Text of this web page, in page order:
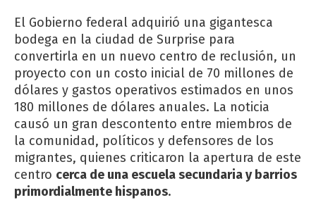
El Gobierno federal adquirió una gigantesca
bodega en la ciudad de Surprise para
convertirla en un nuevo centro de reclusión, un
proyecto con un costo inicial de 70 millones de
dólares y gastos operativos estimados en unos
180 millones de dólares anuales. La noticia
causó un gran descontento entre miembros de
la comunidad, políticos y defensores de los
migrantes, quienes criticaron la apertura de este
centro cerca de una escuela secundaria y barrios
primordialmente hispanos.